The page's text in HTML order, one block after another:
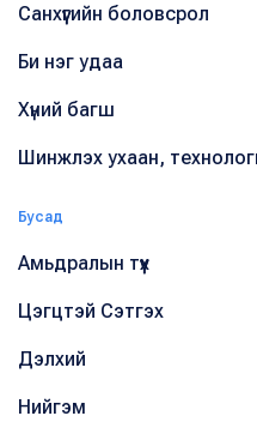
Санхүүгийн боловсрол
Би нэг удаа
Хүний багш
Шинжлэх ухаан,
Бусад
Амьдралын түүх
Цэгцтэй Сэтгэх
Дэлхий
Нийгэм